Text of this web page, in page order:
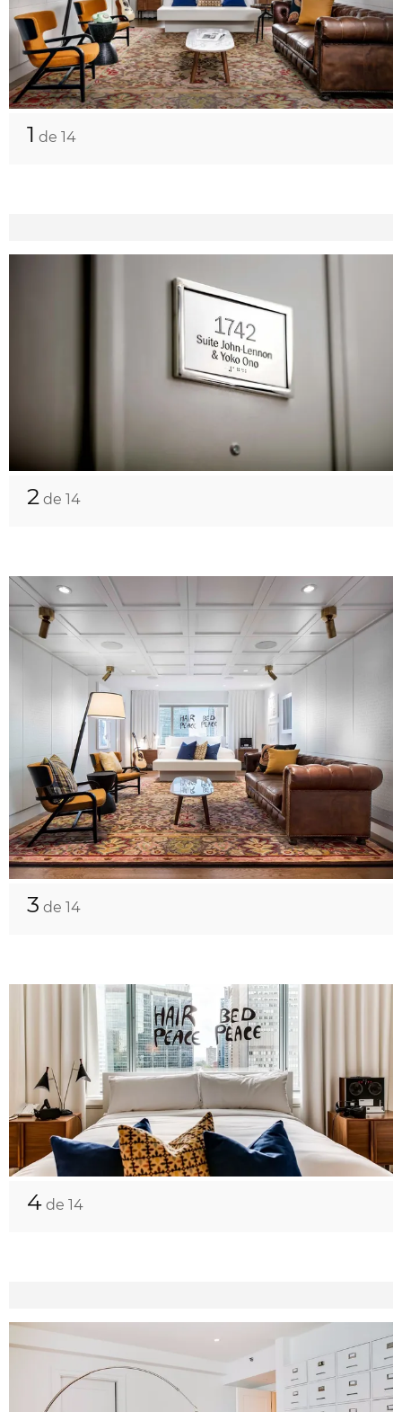
1 de 14
2 de 14
3 de 14
4 de 14